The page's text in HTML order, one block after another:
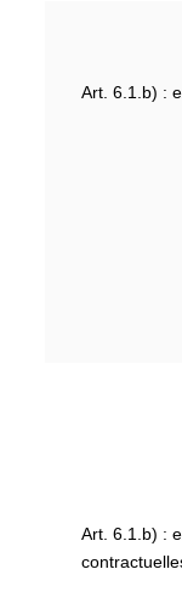
Art. 6.1.b) :
Art. 6.1.b) :